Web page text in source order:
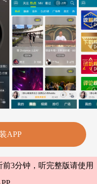
APP
3分钟，听完整版请使用